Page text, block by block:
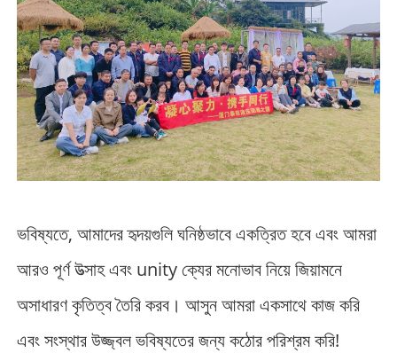
ভবিষ্যতে, আমাদের হৃদয়গুলি ঘনিষ্ঠভাবে একত্রিত হবে এবং আমরা
আরও পূর্ণ উত্সাহ এবং unity ক্যের মনোভাব নিয়ে জিয়ামনে
অসাধারণ কৃতিত্ব তৈরি করব। আসুন আমরা একসাথে কাজ করি
এবং সংস্থার উজ্জ্বল ভবিষ্যতের জন্য কঠোর পরিশ্রম করি!